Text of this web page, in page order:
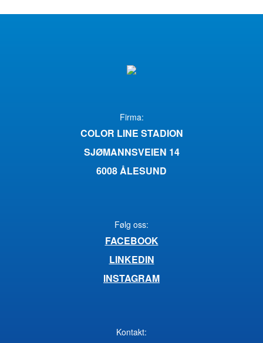
Firma:
COLOR LINE STADION
SJØMANNSVEIEN 14
6008 ÅLESUND
Følg oss:
FACEBOOK
LINKEDIN
INSTAGRAM
Kontakt: